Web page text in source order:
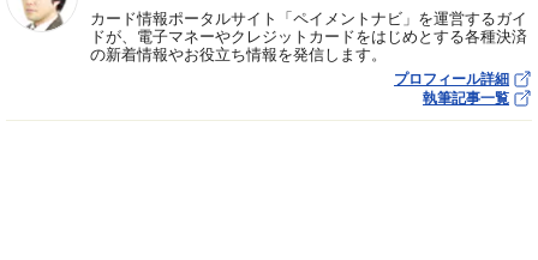
カード情報ポータルサイト「ペイメントナビ」を運営するガイ
ドが、電子マネーやクレジットカードをはじめとする各種決済
の新着情報やお役立ち情報を発信します。
プロフィール詳細
執筆記事一覧